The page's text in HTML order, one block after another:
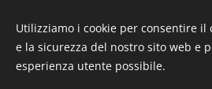
a cura dell'avv.
mail
Utilizziamo i cookie per consentire
e la sicurezza del nostro sito web e
esperienza utente possibile.